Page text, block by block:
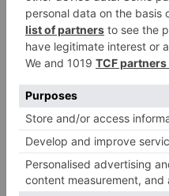
4
5